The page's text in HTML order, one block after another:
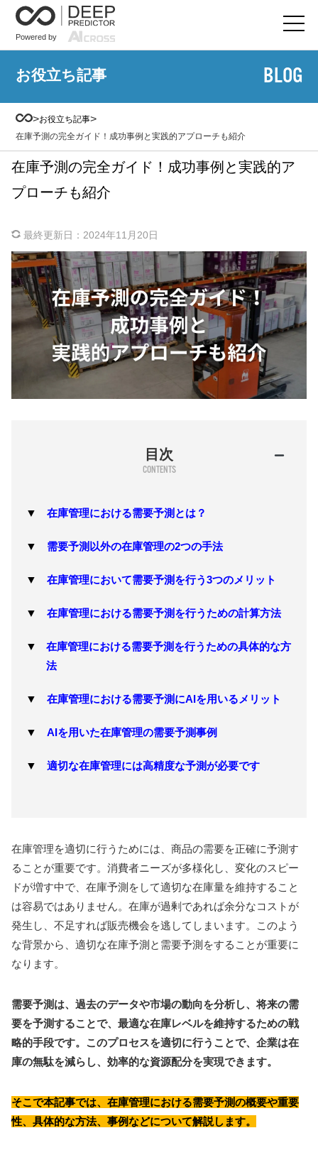
Powered by
お役立ち記事 BLOG
>お役立ち記事>
在庫予測の完全ガイド！成功事例と実践的アプローチも紹介
在庫予測の完全ガイド！成功事例と実践的ア
プローチも紹介
最終更新日： 2024年11月20日
目次
在庫管理における需要予測とは？
需要予測以外の在庫管理の2つの手法
在庫管理において需要予測を行う3つのメリット
在庫管理における需要予測を行うための計算方法
在庫管理における需要予測を行うための具体的な方
法
在庫管理における需要予測にAIを用いるメリット
AIを用いた在庫管理の需要予測事例
適切な在庫管理には高精度な予測が必要です
在庫管理を適切に行うためには、商品の需要を正確に予測す
ることが重要です。消費者ニーズが多様化し、変化のスピー
ドが増す中で、在庫予測をして適切な在庫量を維持すること
は容易ではありません。在庫が過剰であれば余分なコストが
発生し、不足すれば販売機会を逃してしまいます。このよう
な背景から、適切な在庫予測と需要予測をすることが重要に
なります。
需要予測は、過去のデータや市場の動向を分析し、将来の需
要を予測することで、最適な在庫レベルを維持するための戦
略的手段です。このプロセスを適切に行うことで、企業は在
庫の無駄を減らし、効率的な資源配分を実現できます。
そこで本記事では、在庫管理における需要予測の概要や重要
性、具体的な方法、事例などについて解説します。